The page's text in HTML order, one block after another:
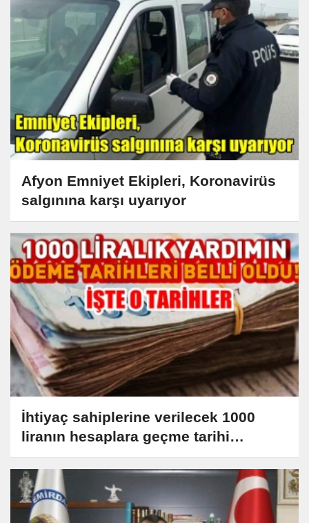
Afyon Emniyet Ekipleri, Koronavirüs
salgınına karşı uyarıyor
İhtiyaç sahiplerine verilecek 1000
liranın hesaplara geçme tarihi
açıklandı